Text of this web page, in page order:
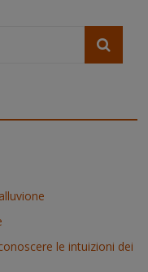
le intuizioni dei